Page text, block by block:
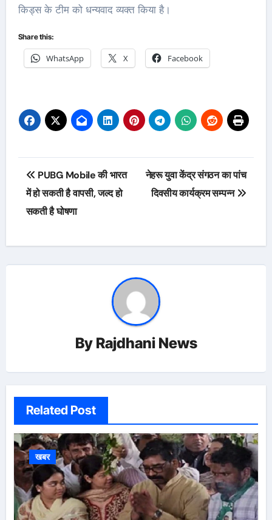
किड्स के टीम को धन्यवाद व्यक्त किया है।
Share this:
WhatsApp X Facebook
Post
navigation
PUBG Mobile की भारत
में हो सकती है वापसी, जल्द हो
सकती है घोषणा
नेहरू युवा केंद्र संगठन का पांच
दिवसीय कार्यक्रम सम्पन्न
By Rajdhani News
Related Post
खबर